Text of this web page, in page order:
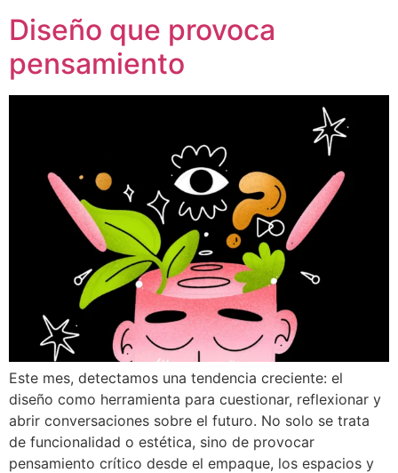
Diseño que provoca
pensamiento
Este mes, detectamos una tendencia creciente: el
diseño como herramienta para cuestionar, reflexionar y
abrir conversaciones sobre el futuro. No solo se trata
de funcionalidad o estética, sino de provocar
pensamiento crítico desde el empaque, los espacios y